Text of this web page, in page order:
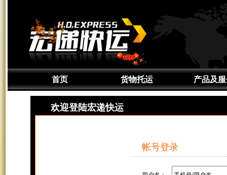
首页 货物托运
准备货物
货物追踪
产品及
服务区域
欢迎登陆宏递快运
帐号登录